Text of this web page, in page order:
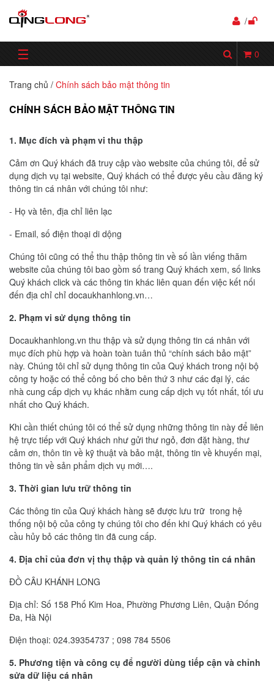
/
☰ 0
Trang chủ / Chính sách bảo mật thông tin
CHÍNH SÁCH BẢO MẬT THÔNG TIN
1. Mục đích và phạm vi thu thập
Cảm ơn Quý khách đã truy cập vào website của chúng tôi, để sử
dụng dịch vụ tại website, Quý khách có thể được yêu cầu đăng ký
thông tin cá nhân với chúng tôi như:
- Họ và tên, địa chỉ liên lạc
- Email, số điện thoại di dộng
Chúng tôi cũng có thể thu thập thông tin về số lần viếng thăm
website của chúng tôi bao gồm số trang Quý khách xem, số links
Quý khách click và các thông tin khác liên quan đến việc kết nối
đến địa chỉ chỉ docaukhanhlong.vn…
2. Phạm vi sử dụng thông tin
Docaukhanhlong.vn thu thập và sử dụng thông tin cá nhân với
mục đích phù hợp và hoàn toàn tuân thủ “chính sách bảo mật”
này. Chúng tôi chỉ sử dụng thông tin của Quý khách trong nội bộ
công ty hoặc có thể công bố cho bên thứ 3 như các đại lý, các
nhà cung cấp dịch vụ khác nhằm cung cấp dịch vụ tốt nhất, tối ưu
nhất cho Quý khách.
Khi cần thiết chúng tôi có thể sử dụng những thông tin này để liên
hệ trực tiếp với Quý khách như gửi thư ngỏ, đơn đặt hàng, thư
cảm ơn, thôn tin về kỹ thuật và bảo mật, thông tin về khuyến mại,
thông tin về sản phẩm dịch vụ mới….
3. Thời gian lưu trữ thông tin
Các thông tin của Quý khách hàng sẽ được lưu trữ trong hệ
thống nội bộ của công ty chúng tôi cho đến khi Quý khách có yêu
cầu hủy bỏ các thông tin đã cung cấp.
4. Địa chỉ của đơn vị thụ thập và quản lý thông tin cá nhân
ĐỒ CÂU KHÁNH LONG
Địa chỉ: Số 158 Phố Kim Hoa, Phường Phương Liên, Quận Đống
Đa, Hà Nội
Điện thoại: 024.39354737 ; 098 784 5506
5. Phương tiện và công cụ để người dùng tiếp cận và chỉnh
sửa dữ liệu cá nhân